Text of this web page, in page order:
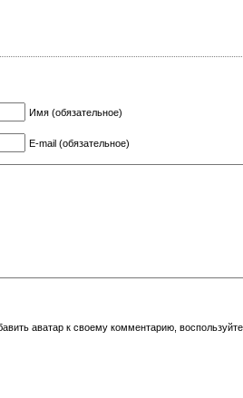
Имя (обязательное)
E-mail (обязательное)
аватар к своему комментарию,